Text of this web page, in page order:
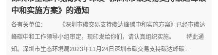
中和实施方案》的通知
各有关单位： 《深圳市碳交易支持碳达峰碳中和实施方案》已经市碳达
峰碳中和工作领导小组审定，现印发给你们，请认真组织实施。 特此通
知。深圳市生态环境局2023年11月24日深圳市碳交易支持碳达峰碳...